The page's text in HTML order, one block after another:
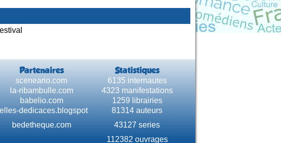
Partenaires Statistiques
sceneario.com
6135 internautes
la-ribambulle.com
4323 manifestations
babelio.com
1259 librairies
dedicaces.blogspot
81314 auteurs
bedetheque.com
43127 series
112382 ouvrages